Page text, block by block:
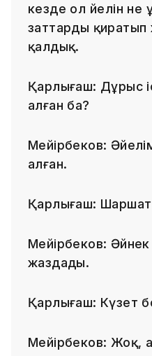
кезде ол әйелін
заттарды қиратып
қалдық.
Қарлығаш: Дұрыс
алған ба?
Мейірбеков:
алған.
Қарлығаш:
Мейірбеков:
жаздады.
Қарлығаш: Күзет
Мейірбеков: Жоқ,